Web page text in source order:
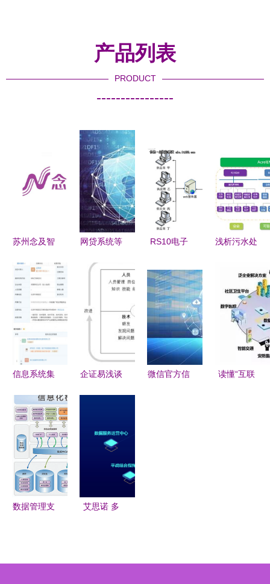
产品列表
PRODUCT
----------------
苏州念及智
慧融合，赋
能未来数字
化新篇章
网贷系统等
与网络技术
作用
RS10电子
企业采购新
模式的IT利
器
浅析污水处
能设计中的
网络技术服
务应用
信息系统集
字化转型的
桥梁与引擎
企证易浅谈
用
微信官方信
读懂“互联
数据管理支
艾思诺 多